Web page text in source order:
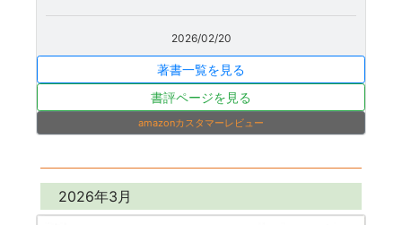
2026/02/20
著書一覧を見る
書評ページを見る
amazonカスタマーレビュー
2026年3月